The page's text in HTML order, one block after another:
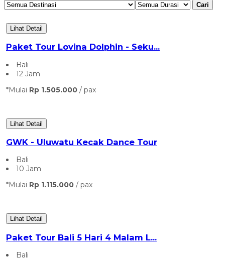
Cari
Lihat Detail
Paket Tour Lovina Dolphin - Seku...
Bali
12 Jam
*Mulai Rp 1.505.000 / pax
Lihat Detail
GWK - Uluwatu Kecak Dance Tour
Bali
10 Jam
*Mulai Rp 1.115.000 / pax
Lihat Detail
Paket Tour Bali 5 Hari 4 Malam L...
Bali